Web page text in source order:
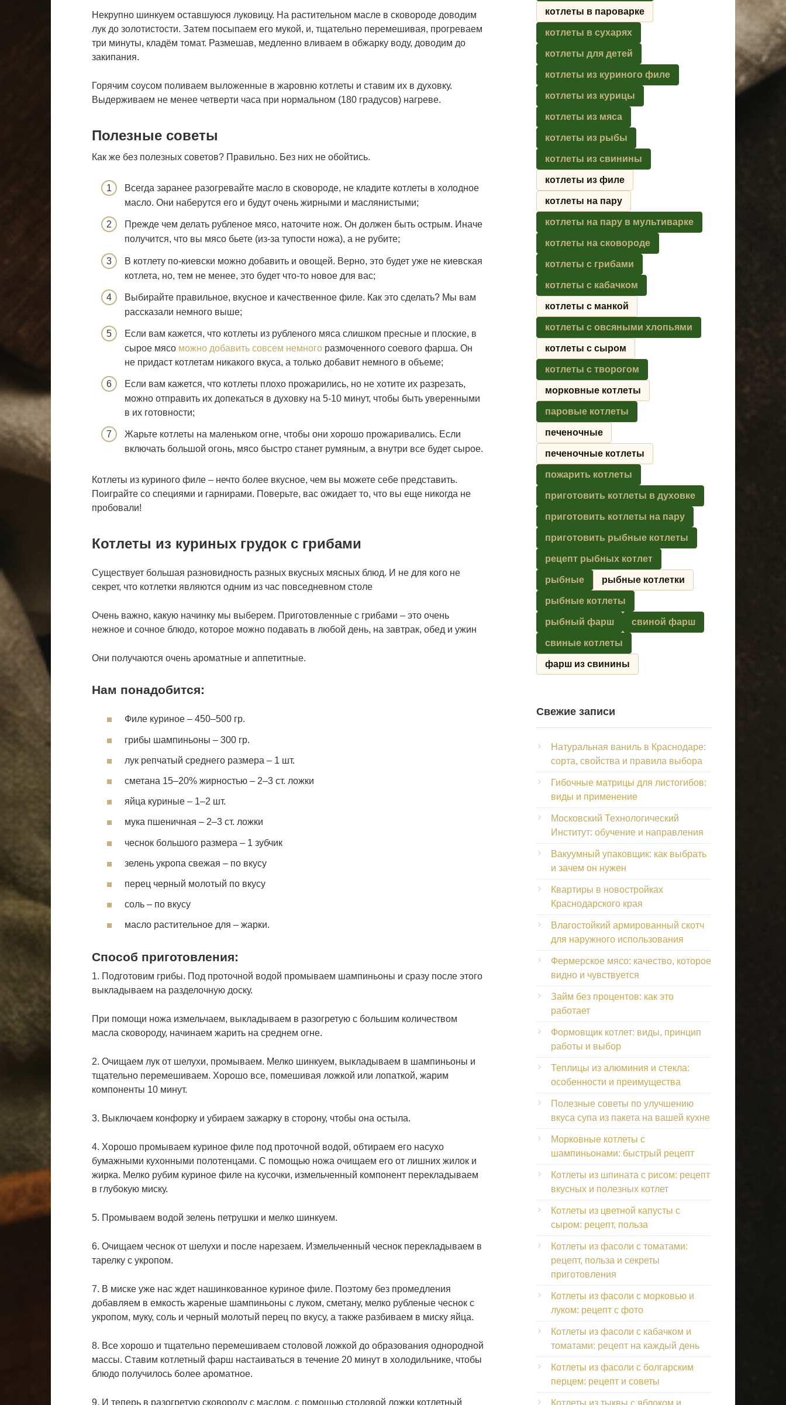
Некрупно шинкуем оставшуюся луковицу. На растительном масле в сковороде доводим
лук до золотистости. Затем посыпаем его мукой, и, тщательно перемешивая, прогреваем
три минуты, кладём томат. Размешав, медленно вливаем в обжарку воду, доводим до
закипания.
Горячим соусом поливаем выложенные в жаровню котлеты и ставим их в духовку.
Выдерживаем не менее четверти часа при нормальном (180 градусов) нагреве.
Полезные советы
Как же без полезных советов? Правильно. Без них не обойтись.
Всегда заранее разогревайте масло в сковороде, не кладите котлеты в холодное
масло. Они наберутся его и будут очень жирными и маслянистыми;
Прежде чем делать рубленое мясо, наточите нож. Он должен быть острым. Иначе
получится, что вы мясо бьете (из-за тупости ножа), а не рубите;
В котлету по-киевски можно добавить и овощей. Верно, это будет уже не киевская
котлета, но, тем не менее, это будет что-то новое для вас;
Выбирайте правильное, вкусное и качественное филе. Как это сделать? Мы вам
рассказали немного выше;
Если вам кажется, что котлеты из рубленого мяса слишком пресные и плоские, в
сырое мясо можно добавить совсем немного размоченного соевого фарша. Он
не придаст котлетам никакого вкуса, а только добавит немного в объеме;
Если вам кажется, что котлеты плохо прожарились, но не хотите их разрезать,
можно отправить их допекаться в духовку на 5-10 минут, чтобы быть уверенными
в их готовности;
Жарьте котлеты на маленьком огне, чтобы они хорошо прожаривались. Если
включать большой огонь, мясо быстро станет румяным, а внутри все будет сырое.
Котлеты из куриного филе – нечто более вкусное, чем вы можете себе представить.
Поиграйте со специями и гарнирами. Поверьте, вас ожидает то, что вы еще никогда не
пробовали!
Котлеты из куриных грудок с грибами
Существует большая разновидность разных вкусных мясных блюд. И не для кого не
секрет, что котлетки являются одним из час повседневном столе
Очень важно, какую начинку мы выберем. Приготовленные с грибами – это очень
нежное и сочное блюдо, которое можно подавать в любой день, на завтрак, обед и ужин
Они получаются очень ароматные и аппетитные.
Нам понадобится:
Филе куриное – 450–500 гр.
грибы шампиньоны – 300 гр.
лук репчатый среднего размера – 1 шт.
сметана 15–20% жирностью – 2–3 ст. ложки
яйца куриные – 1–2 шт.
мука пшеничная – 2–3 ст. ложки
чеснок большого размера – 1 зубчик
зелень укропа свежая – по вкусу
перец черный молотый по вкусу
соль – по вкусу
масло растительное для – жарки.
Способ приготовления:
1. Подготовим грибы. Под проточной водой промываем шампиньоны и сразу после этого
выкладываем на разделочную доску.
При помощи ножа измельчаем, выкладываем в разогретую с большим количеством
масла сковороду, начинаем жарить на среднем огне.
2. Очищаем лук от шелухи, промываем. Мелко шинкуем, выкладываем в шампиньоны и
тщательно перемешиваем. Хорошо все, помешивая ложкой или лопаткой, жарим
компоненты 10 минут.
3. Выключаем конфорку и убираем зажарку в сторону, чтобы она остыла.
4. Хорошо промываем куриное филе под проточной водой, обтираем его насухо
бумажными кухонными полотенцами. С помощью ножа очищаем его от лишних жилок и
жирка. Мелко рубим куриное филе на кусочки, измельченный компонент перекладываем
в глубокую миску.
5. Промываем водой зелень петрушки и мелко шинкуем.
6. Очищаем чеснок от шелухи и после нарезаем. Измельченный чеснок перекладываем в
тарелку с укропом.
7. В миске уже нас ждет нашинкованное куриное филе. Поэтому без промедления
добавляем в емкость жареные шампиньоны с луком, сметану, мелко рубленые чеснок с
укропом, муку, соль и черный молотый перец по вкусу, а также разбиваем в миску яйца.
8. Все хорошо и тщательно перемешиваем столовой ложкой до образования однородной
массы. Ставим котлетный фарш настаиваться в течение 20 минут в холодильнике, чтобы
блюдо получилось более ароматное.
9. И теперь в разогретую сковороду с маслом, с помощью столовой ложки котлетный
котлеты в пароварке
котлеты в сухарях
котлеты для детей
котлеты из куриного филе
котлеты из курицы
котлеты из мяса
котлеты из рыбы
котлеты из свинины
котлеты из филе
котлеты на пару
котлеты на пару в мультиварке
котлеты на сковороде
котлеты с грибами
котлеты с кабачком
котлеты с манкой
котлеты с овсяными хлопьями
котлеты с сыром
котлеты с творогом
морковные котлеты
паровые котлеты
печеночные
печеночные котлеты
пожарить котлеты
приготовить котлеты в духовке
приготовить котлеты на пару
приготовить рыбные котлеты
рецепт рыбных котлет
рыбные рыбные котлетки
рыбные котлеты
рыбный фарш свиной фарш
свиные котлеты
фарш из свинины
Свежие записи
Натуральная ваниль в Краснодаре:
сорта, свойства и правила выбора
Гибочные матрицы для листогибов:
виды и применение
Московский Технологический
Институт: обучение и направления
Вакуумный упаковщик: как выбрать
и зачем он нужен
Квартиры в новостройках
Краснодарского края
Влагостойкий армированный скотч
для наружного использования
Фермерское мясо: качество, которое
видно и чувствуется
Займ без процентов: как это
работает
Формовщик котлет: виды, принцип
работы и выбор
Теплицы из алюминия и стекла:
особенности и преимущества
Полезные советы по улучшению
вкуса супа из пакета на вашей кухне
Морковные котлеты с
шампиньонами: быстрый рецепт
Котлеты из шпината с рисом: рецепт
вкусных и полезных котлет
Котлеты из цветной капусты с
сыром: рецепт, польза
Котлеты из фасоли с томатами:
рецепт, польза и секреты
приготовления
Котлеты из фасоли с морковью и
луком: рецепт с фото
Котлеты из фасоли с кабачком и
томатами: рецепт на каждый день
Котлеты из фасоли с болгарским
перцем: рецепт и советы
Котлеты из тыквы с яблоком и